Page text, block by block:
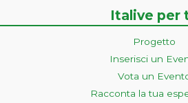
Italive per
Progetto
Inserisci un
Vota un
Racconta la tua